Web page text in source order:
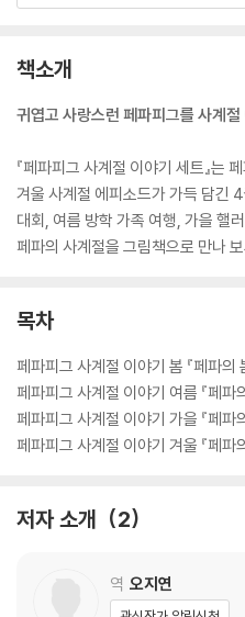
책소개
귀엽고 사랑스런 페파피그를 사계
『페파피그 사계절 이야기 세트』는
겨울 사계절 에피소드가 가득 담긴
대회, 여름 방학 가족 여행, 가을 핼
페파의 사계절을 그림책으로 만나
목차
페파피그 사계절 이야기 봄 『페파의
페파피그 사계절 이야기 여름 『페파
페파피그 사계절 이야기 가을 『페파
페파피그 사계절 이야기 겨울 『페파
저자 소개 2
역 오지연